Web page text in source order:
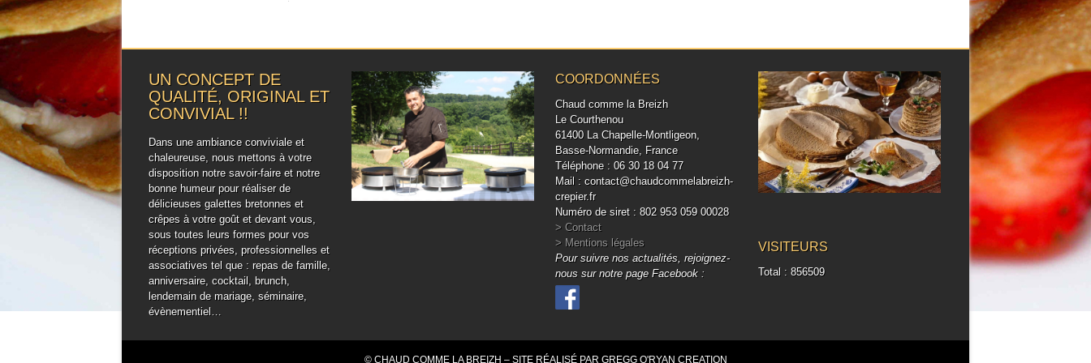
UN CONCEPT DE
QUALITÉ, ORIGINAL ET
CONVIVIAL !!
Dans une ambiance conviviale et
chaleureuse, nous mettons à votre
disposition notre savoir-faire et notre
bonne humeur pour réaliser de
délicieuses galettes bretonnes et
crêpes à votre goût et devant vous,
sous toutes leurs formes pour vos
réceptions privées, professionnelles et
associatives tel que : repas de famille,
anniversaire, cocktail, brunch,
lendemain de mariage, séminaire,
évènementiel…
COORDONNÉES
Chaud comme la Breizh
Le Courthenou
61400 La Chapelle-Montligeon,
Basse-Normandie, France
Téléphone : 06 30 18 04 77
Mail : contact@chaudcommelabreizh-
crepier.fr
Numéro de siret : 802 953 059 00028
> Contact
> Mentions légales
Pour suivre nos actualités, rejoignez-
nous sur notre page Facebook :
VISITEURS
Total : 856509
© CHAUD COMME LA BREIZH – SITE RÉALISÉ PAR GREGG O'RYAN CREATION